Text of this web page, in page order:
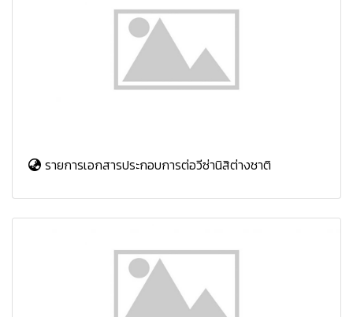
รายการเอกสารประกอบการต่อวีซ่านิสิต่างชาติ